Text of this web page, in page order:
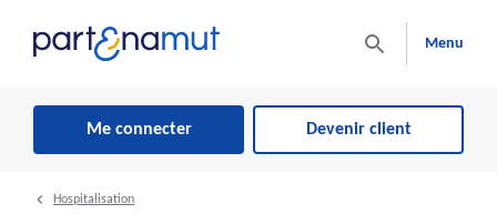
Menu
Me connecter Devenir client
Hospitalisation